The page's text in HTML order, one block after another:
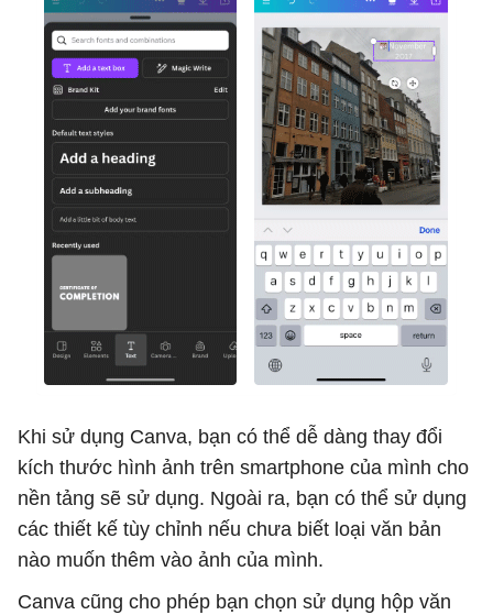
Khi sử dụng Canva, bạn có thể dễ dàng thay đổi
kích thước hình ảnh trên smartphone của mình cho
nền tảng sẽ sử dụng. Ngoài ra, bạn có thể sử dụng
các thiết kế tùy chỉnh nếu chưa biết loại văn bản
nào muốn thêm vào ảnh của mình.
Canva cũng cho phép bạn chọn sử dụng hộp văn